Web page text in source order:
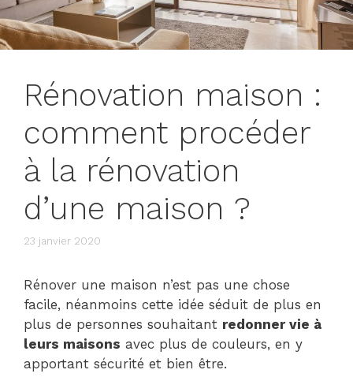
Rénovation maison :
comment procéder
à la rénovation
d’une maison ?
23 janvier 2020
Rénover une maison n’est pas une chose
facile, néanmoins cette idée séduit de plus en
plus de personnes souhaitant redonner vie à
leurs maisons avec plus de couleurs, en y
apportant sécurité et bien être.